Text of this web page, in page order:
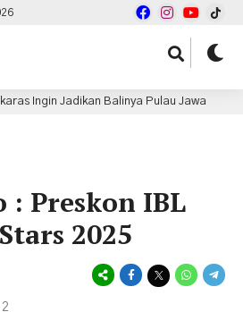
Balinya Pulau Jawa 7 jam lalu
: Preskon IBL
2025